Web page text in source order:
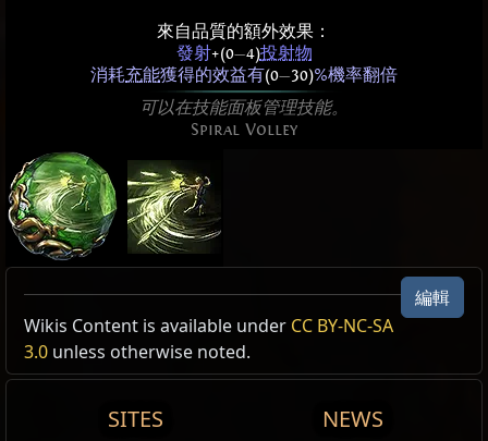
來自品質的額外效果：
發射+(0—4)投射物
消耗充能獲得的效益有(0—30)%機率翻倍
可以在技能面板管理技能。
Spiral Volley
Active Type: 攻擊, 範圍攻擊, 技能可幻影射手, 投射物,
玩家投射物, 圖騰技能, 陷阱技能, 地雷技能, 可觸發,
SkillConsumesFrenzyChargesOnUse, Sustained,
編輯
Wikis Content is available under CC BY-NC-SA
3.0 unless otherwise noted.
SITES NEWS